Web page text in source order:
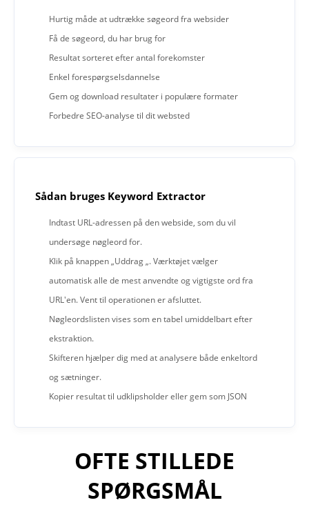
Hurtig måde at udtrække søgeord fra websider
Få de søgeord, du har brug for
Resultat sorteret efter antal forekomster
Enkel forespørgselsdannelse
Gem og download resultater i populære formater
Forbedre SEO-analyse til dit websted
Sådan bruges Keyword Extractor
Indtast URL-adressen på den webside, som du vil
undersøge nøgleord for.
Klik på knappen „Uddrag „. Værktøjet vælger
automatisk alle de mest anvendte og vigtigste ord fra
URL'en. Vent til operationen er afsluttet.
Nøgleordslisten vises som en tabel umiddelbart efter
ekstraktion.
Skifteren hjælper dig med at analysere både enkeltord
og sætninger.
Kopier resultat til udklipsholder eller gem som JSON
OFTE STILLEDE
SPØRGSMÅL